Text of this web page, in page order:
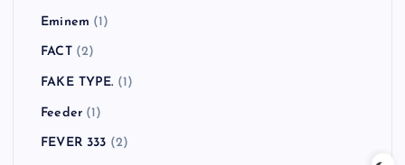
Eminem (1)
FACT(2)
FAKE TYPE. (1)
Feeder(1)
FEVER 333 (2)